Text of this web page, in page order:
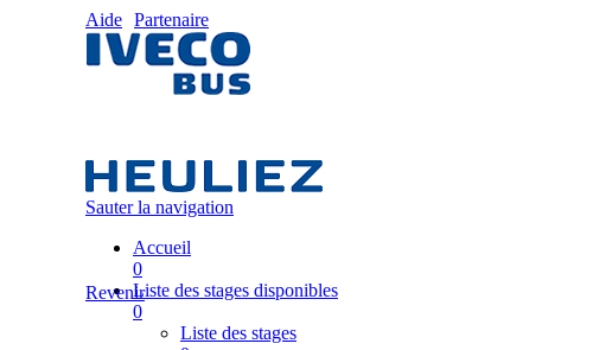
Aide Partenaire
Sauter la navigation
Accueil
0
Liste des stages disponibles
0
Liste des stages
Revenir